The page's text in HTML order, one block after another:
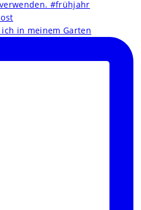
in meinem Garten